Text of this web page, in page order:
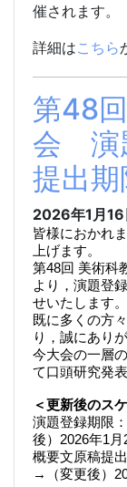
催されます。
詳細はこちら
第48
会 演
提出
2026年1月16
皆様におかれ
上げます。
第48回 美術科
より，演題登
せいたします。
既に多くの方
り，誠にあり
今大会の一層
て口頭研究発
＜更新後のス
演題登録期限
後）2026年1
概要文原稿提
→（変更後）